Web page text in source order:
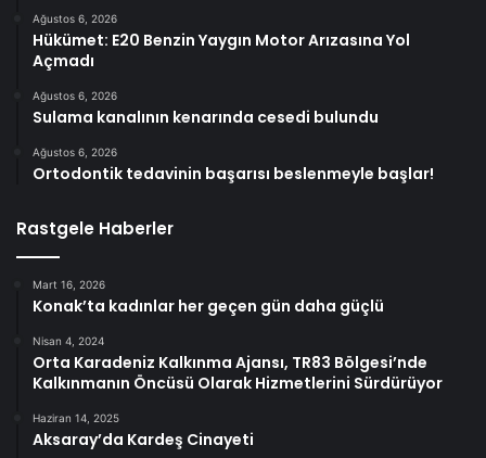
Ağustos 6, 2026
Hükümet: E20 Benzin Yaygın Motor Arızasına Yol
Açmadı
Ağustos 6, 2026
Sulama kanalının kenarında cesedi bulundu
Ağustos 6, 2026
Ortodontik tedavinin başarısı beslenmeyle başlar!
Rastgele Haberler
Mart 16, 2026
Konak’ta kadınlar her geçen gün daha güçlü
Nisan 4, 2024
Orta Karadeniz Kalkınma Ajansı, TR83 Bölgesi’nde
Kalkınmanın Öncüsü Olarak Hizmetlerini Sürdürüyor
Haziran 14, 2025
Aksaray’da Kardeş Cinayeti